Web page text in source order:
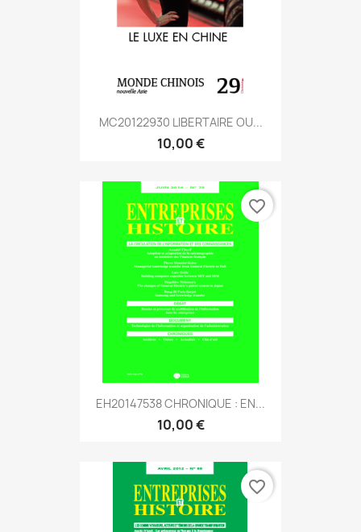
MC20122930 LIBERTAIRE OU...
10,00 €
EH20147538 CHRONIQUE : EN...
10,00 €
favorite_border
favorite_border